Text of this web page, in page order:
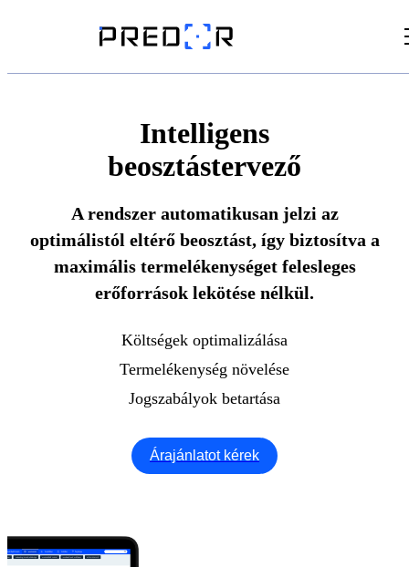
Videók
Intelligens
beosztástervező
A rendszer automatikusan jelzi az
optimálistól eltérő beosztást, így biztosítva a
maximális termelékenységet felesleges
erőforrások lekötése nélkül.
Költségek optimalizálása
Termelékenység növelése
Jogszabályok betartása
Árajánlatot kérek